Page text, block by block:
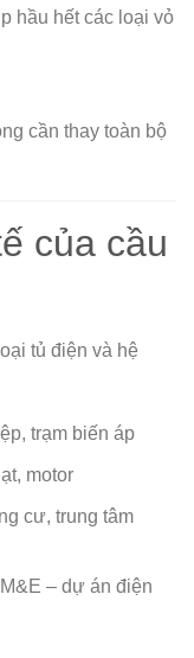
hầu hết các loại vỏ
cần thay toàn bộ
của cầu
tủ điện và hệ
trạm biến áp
motor
cư, trung tâm
– dự án điện